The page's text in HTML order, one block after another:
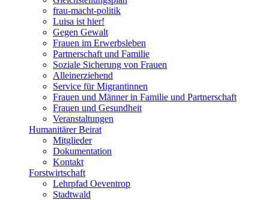
frau-macht-politik
Luisa ist hier!
Gegen Gewalt
Frauen im Erwerbsleben
Partnerschaft und Familie
Soziale Sicherung von Frauen
Alleinerziehend
Service für Migrantinnen
Frauen und Männer in Familie und Partnerschaft
Frauen und Gesundheit
Veranstaltungen
Humanitärer Beirat
Mitglieder
Dokumentation
Kontakt
Forstwirtschaft
Lehrpfad Oeventrop
Stadtwald